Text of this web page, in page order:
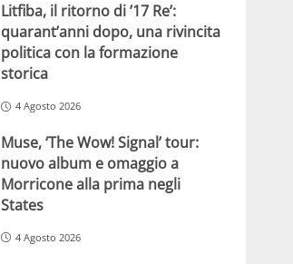
Litfiba, il ritorno di ’17 Re’:
quarant’anni dopo, una rivincita
politica con la formazione
storica
4 Agosto 2026
Muse, ‘The Wow! Signal’ tour:
nuovo album e omaggio a
Morricone alla prima negli
States
4 Agosto 2026